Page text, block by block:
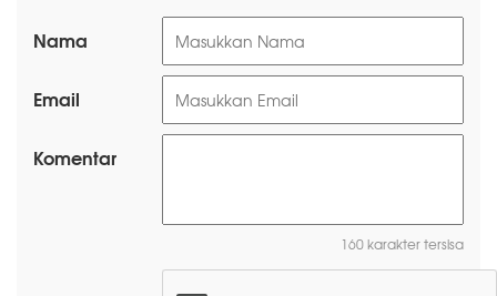
Nama
Email
Komentar
160 karakter tersisa